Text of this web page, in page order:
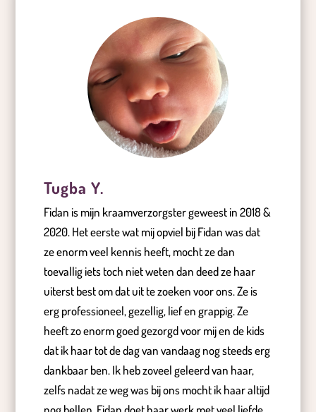
Tugba Y.
Fidan is mijn kraamverzorgster geweest in 2018 &
2020. Het eerste wat mij opviel bij Fidan was dat
ze enorm veel kennis heeft, mocht ze dan
toevallig iets toch niet weten dan deed ze haar
uiterst best om dat uit te zoeken voor ons. Ze is
erg professioneel, gezellig, lief en grappig. Ze
heeft zo enorm goed gezorgd voor mij en de kids
dat ik haar tot de dag van vandaag nog steeds erg
dankbaar ben. Ik heb zoveel geleerd van haar,
zelfs nadat ze weg was bij ons mocht ik haar altijd